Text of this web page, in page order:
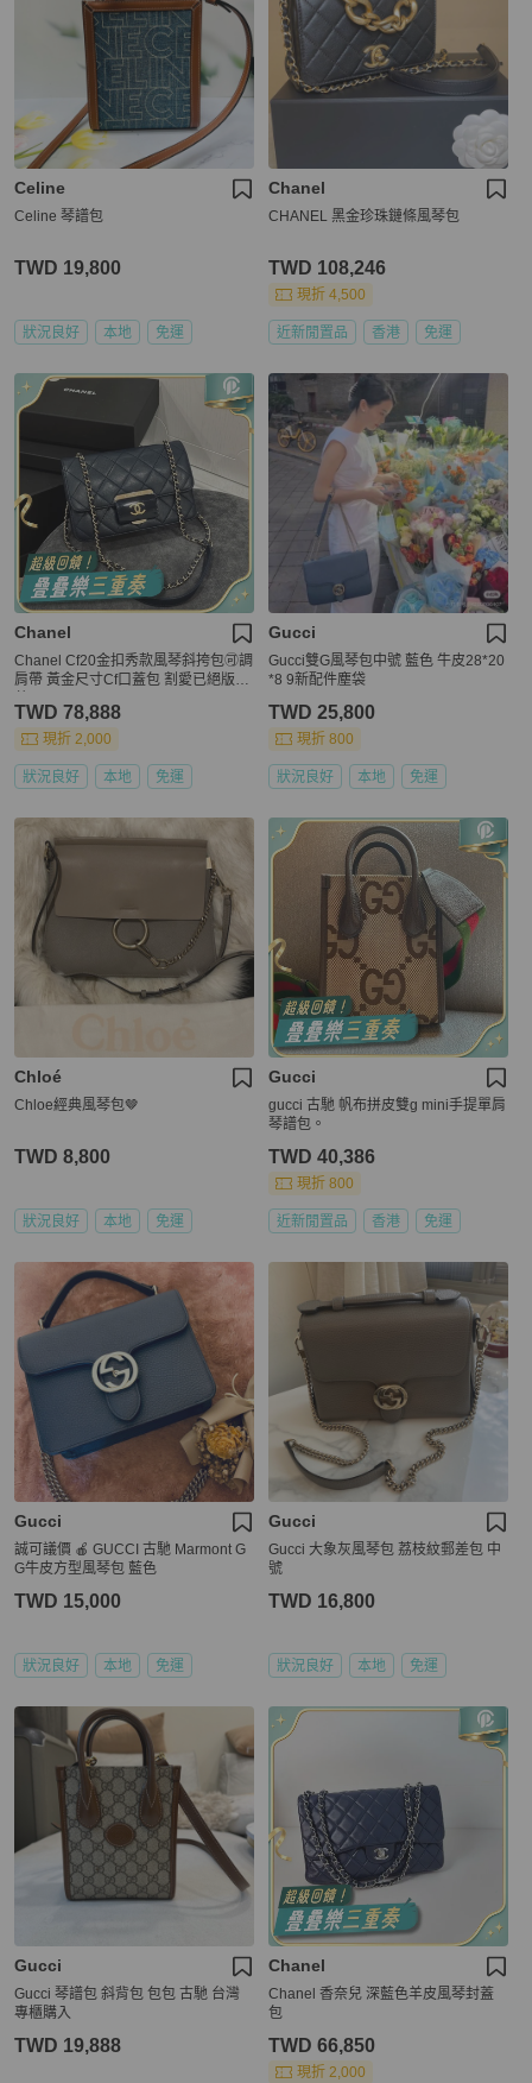
Celine
Celine 琴譜包
TWD 19,800
狀況良好 本地 免運
Chanel
CHANEL 黑金珍珠鏈條風琴包
TWD 108,246
現折 4,500
近新閒置品 香港 免運
Chanel
Chanel Cf20金扣秀款風琴斜挎包🉑調
肩帶 黃金尺寸Cf口蓋包 割愛已絕版收
TWD 78,888
現折 2,000
狀況良好 本地 免運
Gucci
Gucci雙G風琴包中號 藍色 牛皮28*20
*8 9新配件塵袋
TWD 25,800
現折 800
狀況良好 本地 免運
Chloé
Chloe經典風琴包🤎
TWD 8,800
狀況良好 本地 免運
Gucci
gucci 古馳 帆布拼皮雙g mini手提單肩
琴譜包。
TWD 40,386
現折 800
近新閒置品 香港 免運
Gucci
誠可議價 🍎 GUCCI 古馳 Marmont G
G牛皮方型風琴包 藍色
TWD 15,000
狀況良好 本地 免運
Gucci
Gucci 大象灰風琴包 荔枝紋郵差包 中
號
TWD 16,800
狀況良好 本地 免運
Gucci
Gucci 琴譜包 斜背包 包包 古馳 台灣
專櫃購入
TWD 19,888
Chanel
Chanel 香奈兒 深藍色羊皮風琴封蓋
包
TWD 66,850
現折 2,000